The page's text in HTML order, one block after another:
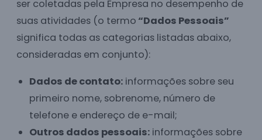
ser coletadas pela Empresa no desempenho de
suas atividades (o termo “Dados Pessoais”
significa todas as categorias listadas abaixo,
consideradas em conjunto):
Dados de contato: informações sobre seu
primeiro nome, sobrenome, número de
telefone e endereço de e-mail;
Outros dados pessoais: informações sobre